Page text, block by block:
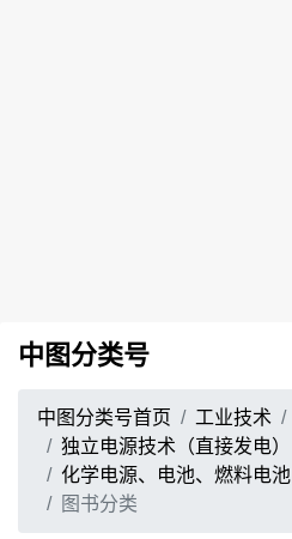
中图分类号
中图分类号首页 工业技术
独立电源技术（直接发电）
化学电源、电池、燃料电池
图书分类